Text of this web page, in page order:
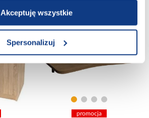
Akceptuję wszystkie
Spersonalizuj
promocja